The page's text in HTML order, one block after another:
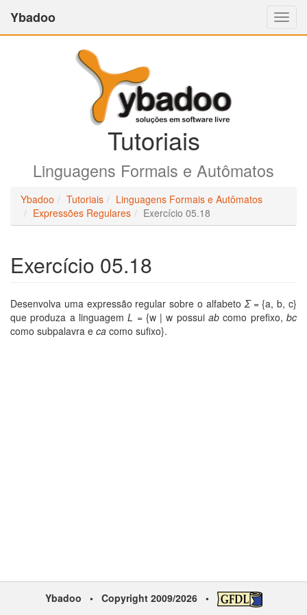
Ybadoo
Tutoriais
Linguagens Formais e Autômatos
Ybadoo Tutoriais
Linguagens Formais e Autômatos
Expressões Regulares
Exercício 05.18
Exercício 05.18
Desenvolva uma expressão regular sobre o alfabetoΣ= {a, b, c}
que produza a linguagemL = {w | w possuiab como prefixo,bc
como subpalavra e ca como sufixo}.
Ybadoo • Copyright 2009/2026 •